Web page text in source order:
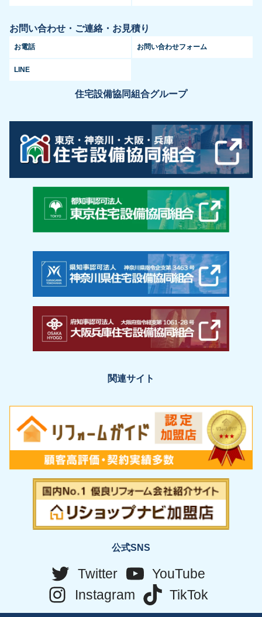
お問い合わせ・ご連絡・お見積り
お電話 お問い合わせフォーム
LINE
住宅設備協同組合グループ
関連サイト
公式SNS
Twitter
YouTube
Instagram
TikTok